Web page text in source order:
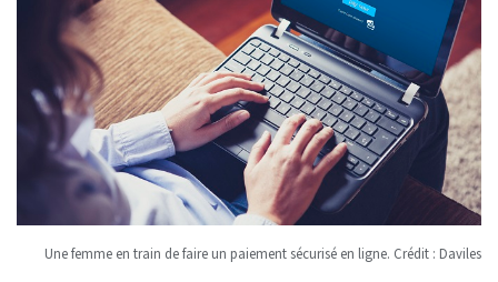
Une femme en train de faire un paiement sécurisé en ligne. Crédit : Daviles